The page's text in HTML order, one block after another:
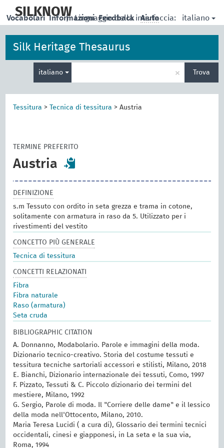
main
SILKNOW
| Linguaggio della interfaccia: italiano
Vocabolari Informazioni Feedback Aiuto
Silk Heritage Thesaurus
italiano
per
la
× Trova
Tessitura > Tecnica di tessitura >Austria
TERMINE PREFERITO
Austria
DEFINIZIONE
s.m Tessuto con ordito in seta grezza e trama in cotone,
solitamente con armatura in raso da 5. Utilizzato per i
rivestimenti del vestito
CONCETTO PIÙ GENERALE
Tecnica di tessitura
CONCETTI RELAZIONATI
Fibra
Fibra naturale
Raso (armatura)
Seta cruda
BIBLIOGRAPHIC CITATION
A. Donnanno, Modabolario. Parole e immagini della moda.
Dizionario tecnico-creativo. Storia del costume tessuti e
tessitura tecniche sartoriali accessori e stilisti, Milano, 2018
E. Bianchi, Dizionario internazionale dei tessuti, Como, 1997
F. Pizzato, Tessuti & C. Piccolo dizionario dei termini del
mestiere, Milano, 1992
G. Sergio, Parole di moda. Il "Corriere delle dame" e il lessico
della moda nell'Ottocento, Milano, 2010.
Maria Teresa Lucidi ( a cura di), Glossario dei termini tecnici
occidentali, cinesi e giapponesi, in La seta e la sua via,
Roma, 1994